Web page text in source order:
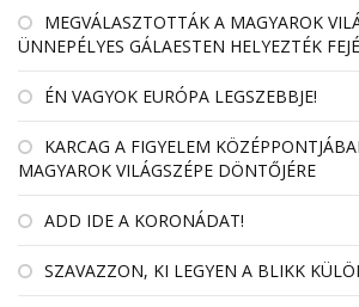
MEGVÁLASZTOTTÁK A MAGYAROK
ÜNNEPÉLYES GÁLAESTEN HELYEZTÉK
ÉN VAGYOK EURÓPA LEGSZEBBJE!
KARCAG A FIGYELEM
MAGYAROK VILÁGSZÉPE DÖNTŐJÉRE
ADD IDE A KORONÁDAT!
SZAVAZZON, KI LEGYEN A BLIKK